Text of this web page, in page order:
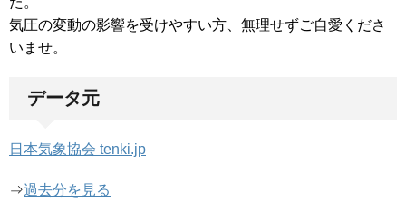
気圧の変動の影響を受けやすい方、無理せずご自愛くださ
いませ。
データ元
日本気象協会 tenki.jp
⇒過去分を見る